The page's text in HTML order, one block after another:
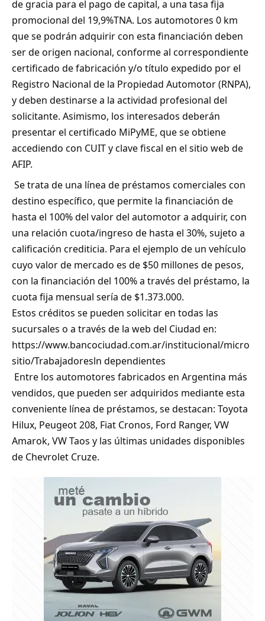
de gracia para el pago de capital, a una tasa fija
promocional del 19,9%TNA. Los automotores 0 km
que se podrán adquirir con esta financiación deben
ser de origen nacional, conforme al correspondiente
certificado de fabricación y/o título expedido por el
Registro Nacional de la Propiedad Automotor (RNPA),
y deben destinarse a la actividad profesional del
solicitante. Asimismo, los interesados deberán
presentar el certificado MiPyME, que se obtiene
accediendo con CUIT y clave fiscal en el sitio web de
AFIP.
Se trata de una línea de préstamos comerciales con
destino específico, que permite la financiación de
hasta el 100% del valor del automotor a adquirir, con
una relación cuota/ingreso de hasta el 30%, sujeto a
calificación crediticia. Para el ejemplo de un vehículo
cuyo valor de mercado es de $50 millones de pesos,
con la financiación del 100% a través del préstamo, la
cuota fija mensual sería de $1.373.000.
Estos créditos se pueden solicitar en todas las
sucursales o a través de la web del Ciudad en:
https://www.bancociudad.com.ar/institucional/micro
sitio/Trabajadoresln dependientes
Entre los automotores fabricados en Argentina más
vendidos, que pueden ser adquiridos mediante esta
conveniente línea de préstamos, se destacan: Toyota
Hilux, Peugeot 208, Fiat Cronos, Ford Ranger, VW
Amarok, VW Taos y las últimas unidades disponibles
de Chevrolet Cruze.